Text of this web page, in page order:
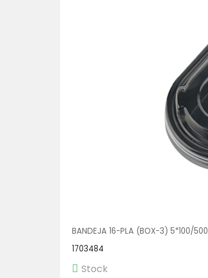
BANDEJA 16-PLA (BOX-3) 5*100/500
1703484
Stock